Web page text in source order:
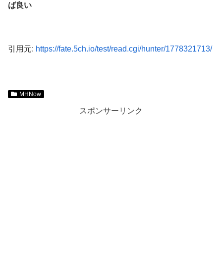
ば良い
引用元: https://fate.5ch.io/test/read.cgi/hunter/1778321713/
MHNow
スポンサーリンク